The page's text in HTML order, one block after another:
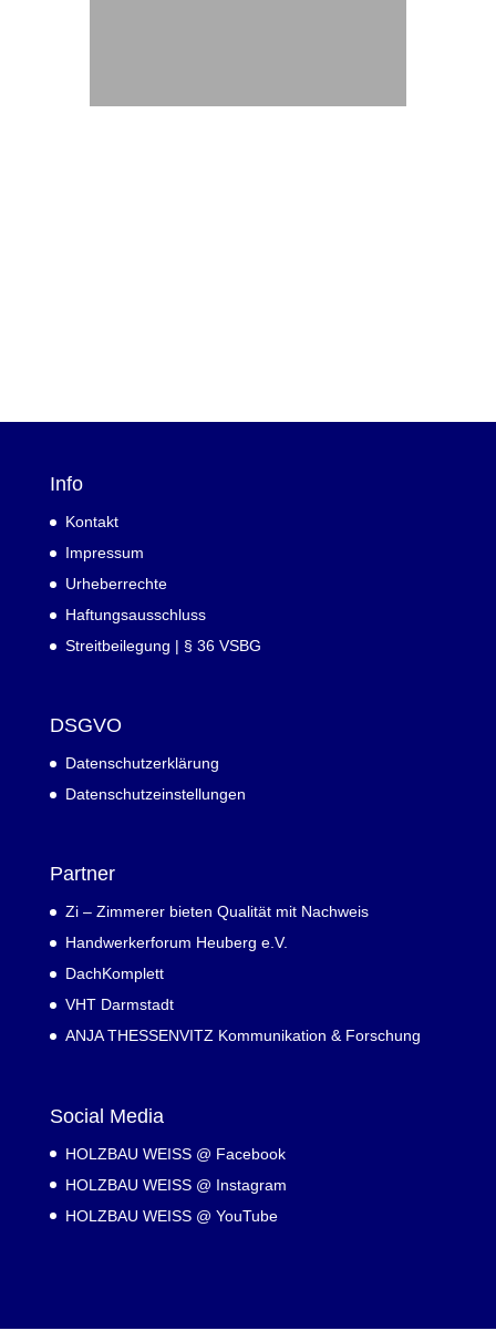
Info
Kontakt
Impressum
Urheberrechte
Haftungsausschluss
Streitbeilegung | § 36 VSBG
DSGVO
Datenschutzerklärung
Datenschutzeinstellungen
Partner
Zi – Zimmerer bieten Qualität mit Nachweis
Handwerkerforum Heuberg e.V.
DachKomplett
VHT Darmstadt
ANJA THESSENVITZ Kommunikation & Forschung
Social Media
HOLZBAU WEISS @ Facebook
HOLZBAU WEISS @ Instagram
HOLZBAU WEISS @ YouTube